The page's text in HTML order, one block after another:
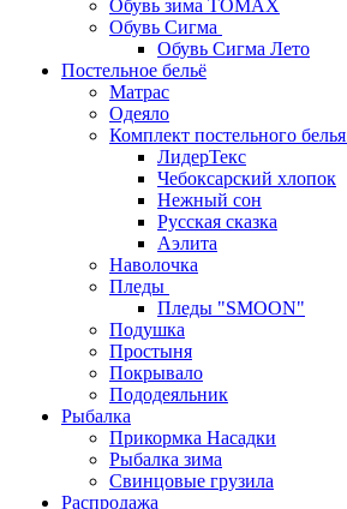
Обувь зима ТОМАХ
Обувь Сигма
Обувь Сигма Лето
Постельное бельё
Матрас
Одеяло
Комплект постельного белья
ЛидерТекс
Чебоксарский хлопок
Нежный сон
Русская сказка
Аэлита
Наволочка
Пледы
Пледы "SMOON"
Подушка
Простыня
Покрывало
Пододеяльник
Рыбалка
Прикормка Насадки
Рыбалка зима
Свинцовые грузила
Распродажа